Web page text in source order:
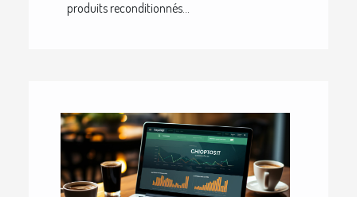
produits reconditionnés...